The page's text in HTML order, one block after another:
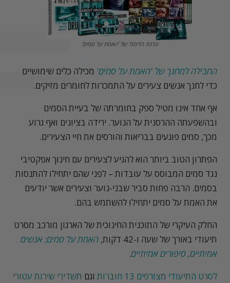
ערכת הלימוד של 'האמת על סמים'
החבילה למחנך של 'האמת על סמים' מכילה כלים שימושיים
כדי לחנך אנשים צעירים על התמכרות לחומרים מזיקים.
אף אחד אינו מטיל ספק בחומרתה של בעיית הסמים
ובהשפעתה ההרסנית על הנוער. ירידה בציונים ואף גרוע
מכך, סמים פוגעים בבריאות והורסים את חיי הצעירים.
הפתרון הטוב ביותר הוא להגיע לצעירים עם חינוך אפקטיבי
נגד סמים המבוסס על עובדות – לפני שהם יתחילו להתנסות
בסמים. הרבה פחות סביר שבני-נוער וצעירים אשר יודעים
את האמת על סמים יתחילו להשתמש בהם.
החלק העיקרי של התוכנית החינוכית של הארגון מורכב מסרט
תיעודי באורך של שעה ו-42 דקות,
האמת על סמים: אנשים
אמיתיים, סיפורים אמיתיים.
לסרט התיעודי מצורפים 13 חוברות
וגם תשדירי שירות עטורי